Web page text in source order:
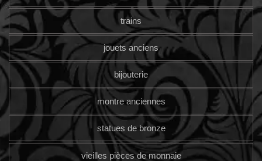
trains
jouets anciens
bijouterie
montre anciennes
statues de bronze
vieilles pièces de monnaie